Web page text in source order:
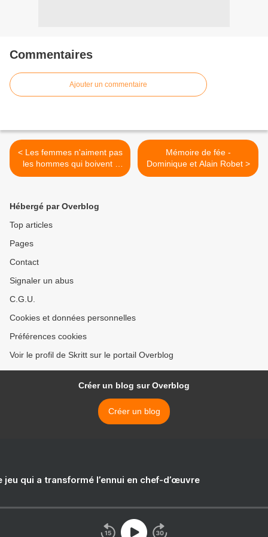
Commentaires
Ajouter un commentaire
< Les femmes n'aiment pas
les hommes qui boivent -
François Szabowski
Mémoire de fée -
Dominique et Alain Robet >
Hébergé par Overblog
Top articles
Pages
Contact
Signaler un abus
C.G.U.
Cookies et données personnelles
Préférences cookies
Voir le profil de Skritt sur le portail Overblog
Créer un blog sur Overblog
Créer un blog
jeu qui a transformé l’ennui en chef-d’œuvre